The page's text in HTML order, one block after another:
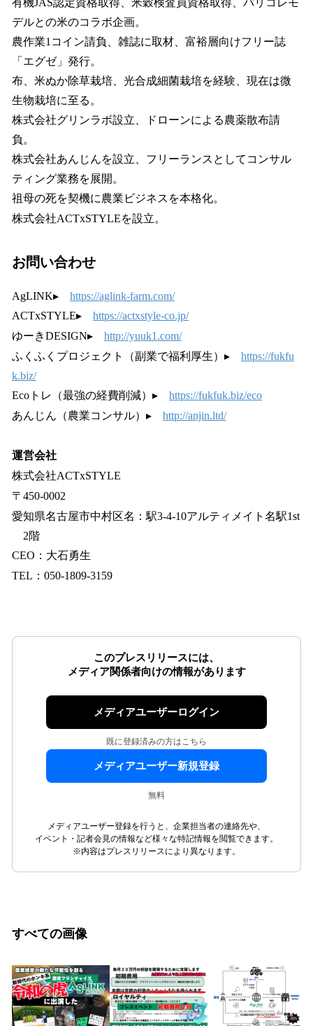
有機JAS認定資格取得、米穀検査員資格取得、パリコレモ
デルとの米のコラボ企画。
農作業1コイン請負、雑誌に取材、富裕層向けフリー誌
「エグゼ」発行。
布、米ぬか除草栽培、光合成細菌栽培を経験、現在は微
生物栽培に至る。
株式会社グリンラボ設立、ドローンによる農薬散布請
負。
株式会社あんじんを設立、フリーランスとしてコンサル
ティング業務を展開。
祖母の死を契機に農業ビジネスを本格化。
株式会社ACTxSTYLEを設立。
お問い合わせ
AgLINK▸ https://aglink-farm.com/
ACTxSTYLE▸ https://actxstyle-co.jp/
ゆーきDESIGN▸ http://yuuk1.com/
ふくふくプロジェクト（副業で福利厚生）▸ https://fukfu
k.biz/
Ecoトレ（最強の経費削減）▸ https://fukfuk.biz/eco
あんじん（農業コンサル）▸ http://anjin.ltd/
運営会社
株式会社ACTxSTYLE
〒450-0002
愛知県名古屋市中村区名：駅3-4-10アルティメイト名駅1st
2階
CEO：大石勇生
TEL：050-1809-3159
このプレスリリースには、
メディア関係者向けの情報があります
メディアユーザーログイン
既に登録済みの方はこちら
メディアユーザー新規登録
無料
メディアユーザー登録を行うと、企業担当者の連絡先や、
イベント・記者会見の情報など様々な特記情報を閲覧できます。
※内容はプレスリリースにより異なります。
すべての画像